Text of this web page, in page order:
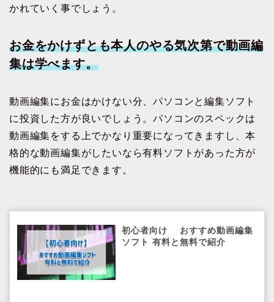
かれていく事でしょう。
お金をかけずとも本人のやる気次第で動画編
集は学べます。
動画編集にお金はかけない分、パソコンと編集ソフト
に投資した方が良いでしょう。パソコンのスペックは
動画編集をする上でかなり重要になってきますし、本
格的な動画編集がしたいなら有料ソフトがあった方が
機能的にも満足できます。
初心者向け おすすめ動画編集
ソフト 有料と無料で紹介